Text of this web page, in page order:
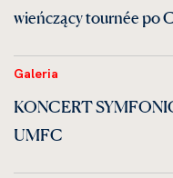
wieńczący tournée po
Galeria
KONCERT
UMFC